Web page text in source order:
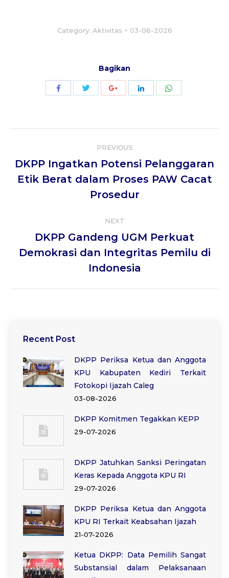
Category: Aktivitas 03-06-2026
Bagikan
Share
Share
navigation
PREVIOUS
Previous
DKPP Ingatkan Potensi Pelanggaran
Etik Berat dalam Proses PAW Cacat
Prosedur
NEXT
Next
post:
DKPP Gandeng UGM Perkuat
Demokrasi dan Integritas Pemilu di
Indonesia
Recent Post
DKPP Periksa Ketua dan Anggota
KPU Kabupaten Kediri Terkait
Fotokopi Ijazah Caleg
03-08-2026
DKPP Komitmen Tegakkan KEPP
29-07-2026
DKPP Jatuhkan Sanksi Peringatan
Keras Kepada Anggota KPU RI
29-07-2026
DKPP Periksa Ketua dan Anggota
KPU RI Terkait Keabsahan Ijazah
21-07-2026
Ketua DKPP: Data Pemilih Sangat
Substansial dalam Pelaksanaan